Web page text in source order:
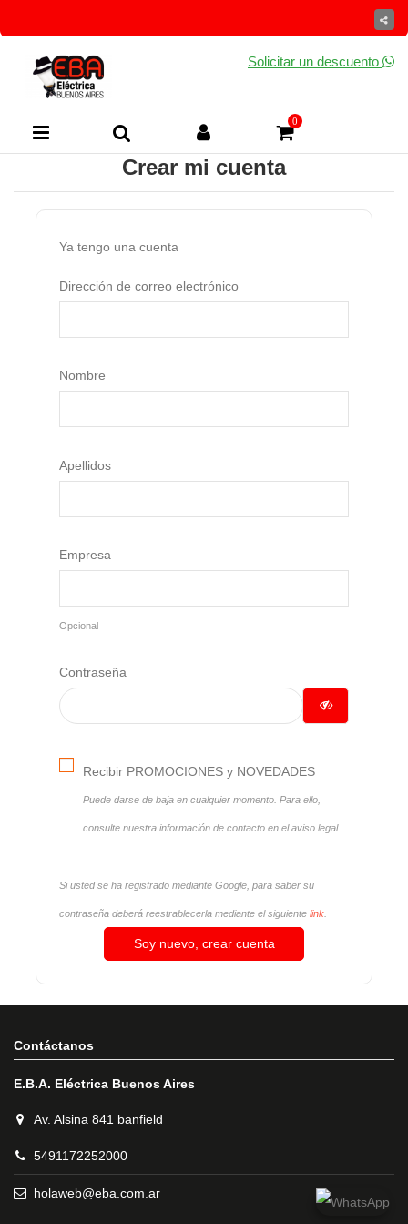
Solicitar un descuento
0
Crear mi cuenta
Ya tengo una cuenta
Dirección de correo electrónico
Nombre
Apellidos
Empresa
Opcional
Contraseña
Recibir PROMOCIONES y NOVEDADES
Puede darse de baja en cualquier momento. Para ello,
consulte nuestra información de contacto en el aviso legal.
Si usted se ha registrado mediante Google, para saber su
contraseña deberá reestrablecerla mediante el siguiente link.
Soy nuevo, crear cuenta
Contáctanos
E.B.A. Eléctrica Buenos Aires
Av. Alsina 841 banfield
5491172252000
holaweb@eba.com.ar